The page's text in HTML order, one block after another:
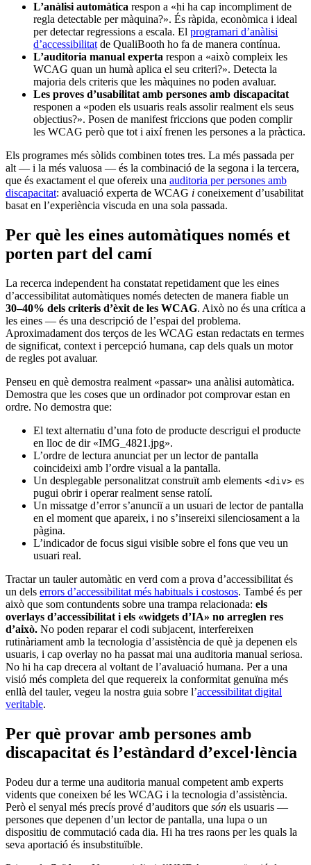
L’anàlisi automàtica respon a «hi ha cap incompliment de
regla detectable per màquina?». És ràpida, econòmica i ideal
per detectar regressions a escala. El programari d’anàlisi
d’accessibilitat de QualiBooth ho fa de manera contínua.
L’auditoria manual experta respon a «això compleix les
WCAG quan un humà aplica el seu criteri?». Detecta la
majoria dels criteris que les màquines no poden avaluar.
Les proves d’usabilitat amb persones amb discapacitat
responen a «poden els usuaris reals assolir realment els seus
objectius?». Posen de manifest friccions que poden complir
les WCAG però que tot i així frenen les persones a la pràctica.
Els programes més sòlids combinen totes tres. La més passada per
alt — i la més valuosa — és la combinació de la segona i la tercera,
que és exactament el que ofereix una auditoria per persones amb
discapacitat: avaluació experta de WCAG i coneixement d’usabilitat
basat en l’experiència viscuda en una sola passada.
Per què les eines automàtiques només et
porten part del camí
La recerca independent ha constatat repetidament que les eines
d’accessibilitat automàtiques només detecten de manera fiable un
30–40% dels criteris d’èxit de les WCAG. Això no és una crítica a
les eines — és una descripció de l’espai del problema.
Aproximadament dos terços de les WCAG estan redactats en termes
de significat, context i percepció humana, cap dels quals un motor
de regles pot avaluar.
Penseu en què demostra realment «passar» una anàlisi automàtica.
Demostra que les coses que un ordinador pot comprovar estan en
ordre. No demostra que:
El text alternatiu d’una foto de producte descrigui el producte
en lloc de dir «IMG_4821.jpg».
L’ordre de lectura anunciat per un lector de pantalla
coincideixi amb l’ordre visual a la pantalla.
Un desplegable personalitzat construït amb elements <div> es
pugui obrir i operar realment sense ratolí.
Un missatge d’error s’anunciï a un usuari de lector de pantalla
en el moment que apareix, i no s’insereixi silenciosament a la
pàgina.
L’indicador de focus sigui visible sobre el fons que veu un
usuari real.
Tractar un tauler automàtic en verd com a prova d’accessibilitat és
un dels errors d’accessibilitat més habituals i costosos. També és per
això que som contundents sobre una trampa relacionada: els
overlays d’accessibilitat i els «widgets d’IA» no arreglen res
d’això. No poden reparar el codi subjacent, interfereixen
rutinàriament amb la tecnologia d’assistència de què ja depenen els
usuaris, i cap overlay no ha passat mai una auditoria manual seriosa.
No hi ha cap drecera al voltant de l’avaluació humana. Per a una
visió més completa del que requereix la conformitat genuïna més
enllà del tauler, vegeu la nostra guia sobre l’accessibilitat digital
veritable.
Per què provar amb persones amb
discapacitat és l’estàndard d’excel·lència
Podeu dur a terme una auditoria manual competent amb experts
vidents que coneixen bé les WCAG i la tecnologia d’assistència.
Però el senyal més precís prové d’auditors que són els usuaris —
persones que depenen d’un lector de pantalla, una lupa o un
dispositiu de commutació cada dia. Hi ha tres raons per les quals la
seva aportació és insubstituïble.